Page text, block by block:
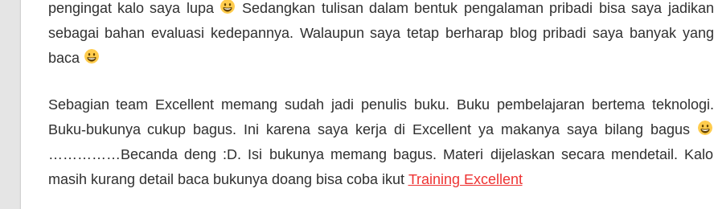
pengingat kalo saya lupa
Sedangkan tulisan dalam bentuk pengalaman pribadi bisa saya jadikan
sebagai bahan evaluasi kedepannya. Walaupun saya tetap berharap blog pribadi saya banyak yang
baca
Sebagian team Excellent memang sudah jadi penulis buku. Buku pembelajaran bertema teknologi.
Buku-bukunya cukup bagus. Ini karena saya kerja di Excellent ya makanya saya bilang bagus
……………Becanda deng :D. Isi bukunya memang bagus. Materi dijelaskan secara mendetail. Kalo
masih kurang detail baca bukunya doang bisa coba ikut Training Excellent